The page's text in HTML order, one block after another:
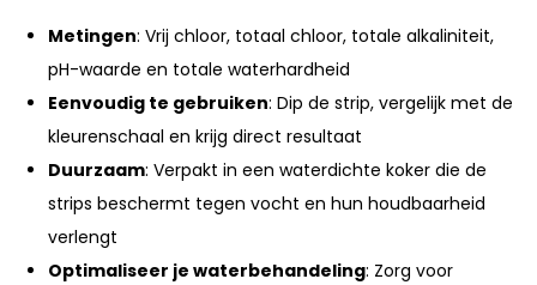
Metingen: Vrij chloor, totaal chloor, totale alkaliniteit,
pH-waarde en totale waterhardheid
Eenvoudig te gebruiken: Dip de strip, vergelijk met de
kleurenschaal en krijg direct resultaat
Duurzaam: Verpakt in een waterdichte koker die de
strips beschermt tegen vocht en hun houdbaarheid
verlengt
Optimaliseer je waterbehandeling: Zorg voor